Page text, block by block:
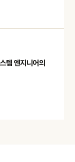
템 엔지니어의